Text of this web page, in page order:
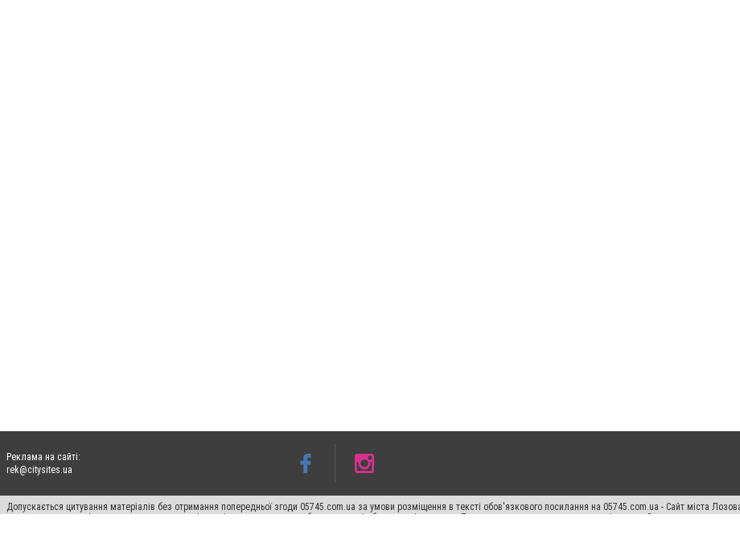
Реклама на сайті:
rek@citysites.ua
Допускається цитування матеріалів без отримання попередньої згоди 05745.com.ua за умови розміщення в тексті обов'язкового посилання на 05745.com.ua - Сайт міста
пошукових систем гіперпосилання на цитовані статті не нижче другого абзацу в тексті або в якості джерела. Порушення виняткових прав переслідується Законом.